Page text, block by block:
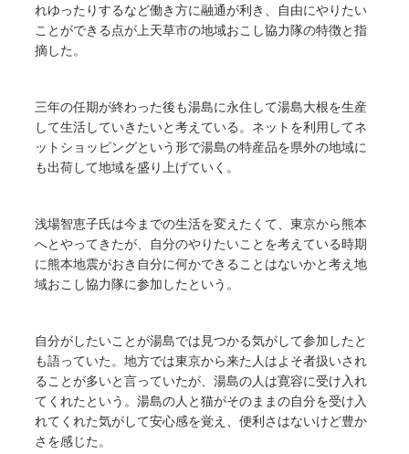
れゆったりするなど働き方に融通が利き、自由にやりたい
ことができる点が上天草市の地域おこし協力隊の特徴と指
摘した。
三年の任期が終わった後も湯島に永住して湯島大根を生産
して生活していきたいと考えている。ネットを利用してネ
ットショッピングという形で湯島の特産品を県外の地域に
も出荷して地域を盛り上げていく。
浅場智恵子氏は今までの生活を変えたくて、東京から熊本
へとやってきたが、自分のやりたいことを考えている時期
に熊本地震がおき自分に何かできることはないかと考え地
域おこし協力隊に参加したという。
自分がしたいことが湯島では見つかる気がして参加したと
も語っていた。地方では東京から来た人はよそ者扱いされ
ることが多いと言っていたが、湯島の人は寛容に受け入れ
てくれたという。湯島の人と猫がそのままの自分を受け入
れてくれた気がして安心感を覚え、便利さはないけど豊か
さを感じた。